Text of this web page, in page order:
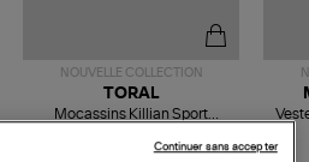
NOUVELLE COLLECTION
TORAL
Mocassins Killian Sport
Continuer sans accepter